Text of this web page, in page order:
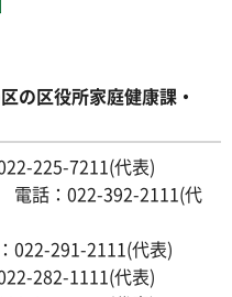
の区役所家庭健康課・
225-7211(代表)
電話：022-392-2111(代
022-291-2111(代表)
282-1111(代表)